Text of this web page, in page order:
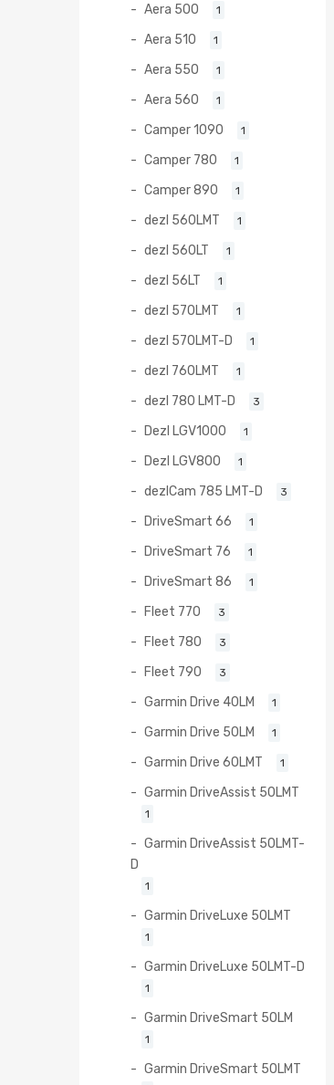
Aera 500 1
Aera 510 1
Aera 550 1
Aera 560 1
Camper 1090 1
Camper 780 1
Camper 890 1
dezl 560LMT 1
dezl 560LT 1
dezl 56LT 1
dezl 570LMT 1
dezl 570LMT-D 1
dezl 760LMT 1
dezl 780 LMT-D 3
Dezl LGV1000 1
Dezl LGV800 1
dezlCam 785 LMT-D 3
DriveSmart 66 1
DriveSmart 76 1
DriveSmart 86 1
Fleet 770 3
Fleet 780 3
Fleet 790 3
Garmin Drive 40LM 1
Garmin Drive 50LM 1
Garmin Drive 60LMT 1
Garmin DriveAssist 50LMT
1
Garmin DriveAssist 50LMT-
D
1
Garmin DriveLuxe 50LMT
1
Garmin DriveLuxe 50LMT-D
1
Garmin DriveSmart 50LM
1
Garmin DriveSmart 50LMT